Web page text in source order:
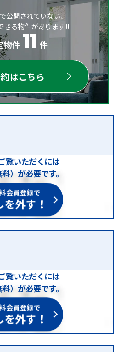
公開されていない、
きる物件があります!!
物件 11 件
はこちら
覧いただくには
）が必要です。
会員登録で
外す！
覧いただくには
）が必要です。
会員登録で
外す！